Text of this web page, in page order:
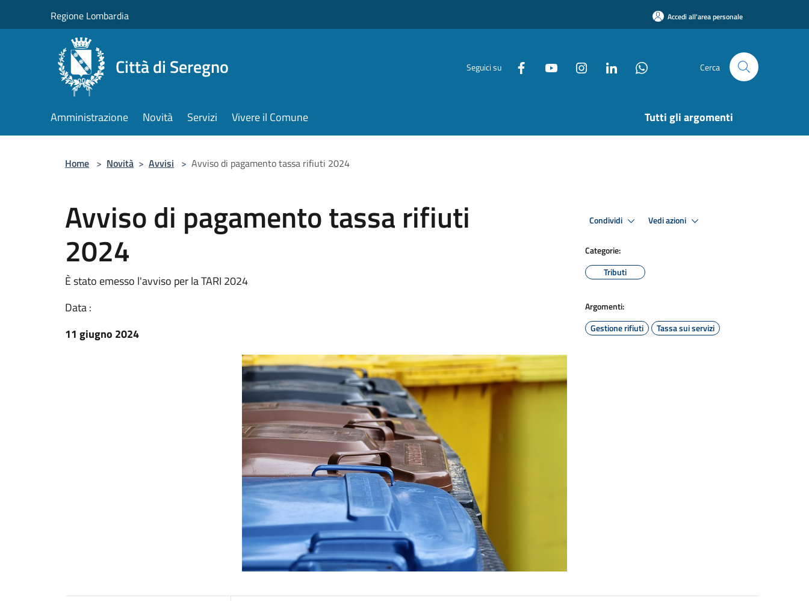
Regione Lombardia Accedi all'area personale
Città di Seregno Seguici su Cerca
Amministrazione Novità Servizi Vivere il Comune Tutti gli argomenti
Home > Novità > Avvisi > Avviso di pagamento tassa rifiuti 2024
Avviso di pagamento tassa rifiuti
2024
È stato emesso l'avviso per la TARI 2024
Data :
11 giugno 2024
Condividi Vedi azioni
Categorie:
Tributi
Argomenti:
Gestione rifiuti
Tassa sui servizi